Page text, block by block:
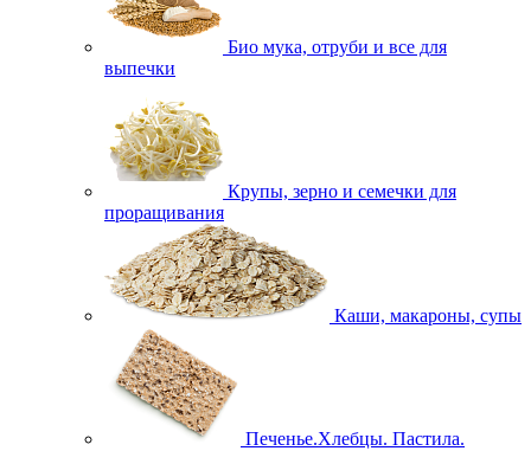
Био мука, отруби и все для
выпечки
Крупы, зерно и семечки для
проращивания
Каши, макароны, супы
Печенье.Хлебцы. Пастила.